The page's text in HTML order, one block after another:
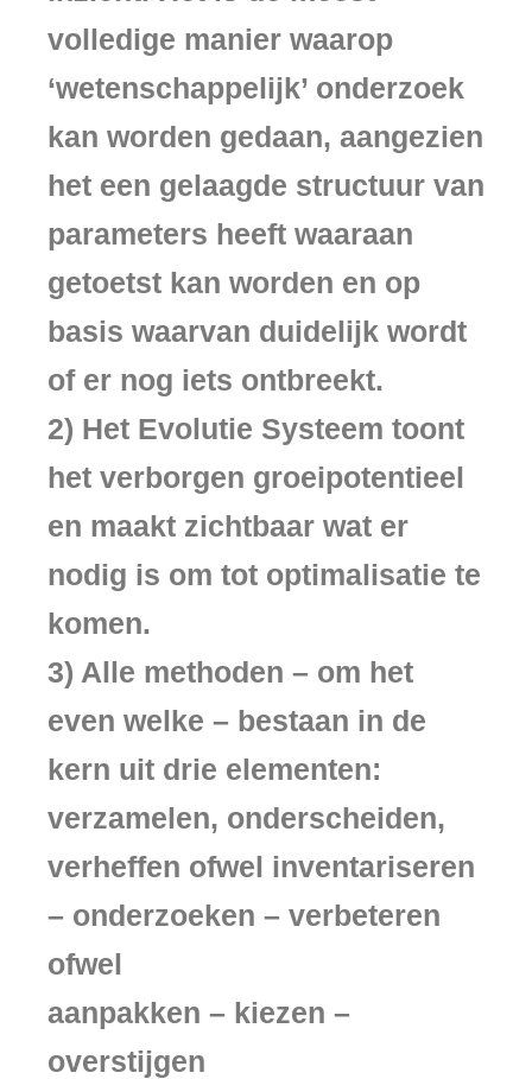
volledige manier waarop
‘wetenschappelijk’ onderzoek
kan worden gedaan, aangezien
het een gelaagde structuur van
parameters heeft waaraan
getoetst kan worden en op
basis waarvan duidelijk wordt
of er nog iets ontbreekt.
2) Het Evolutie Systeem toont
het verborgen groeipotentieel
en maakt zichtbaar wat er
nodig is om tot optimalisatie te
komen.
3) Alle methoden – om het
even welke – bestaan in de
kern uit drie elementen:
verzamelen, onderscheiden,
verheffen ofwel inventariseren
– onderzoeken – verbeteren
ofwel
aanpakken – kiezen –
overstijgen